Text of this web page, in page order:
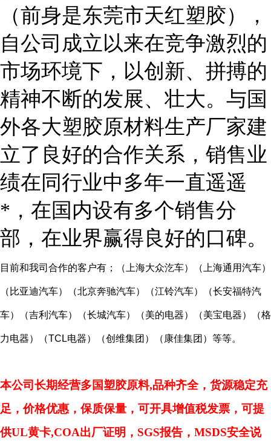
（前身是东莞市天红塑胶），
自公司成立以来在竞争激烈的
市场环境下，以创新、拼搏的
精神不断的发展、壮大。与国
外各大塑胶原材料生产厂家建
立了良好的合作关系，销售业
绩在同行业中多年一直遥遥
*，在国内设有多个销售分
部，在业界赢得良好的口碑。
目前和我司合作的客户有；（上海大众汔车）（上海通用汽车）
（比亚迪汽车）（北京奔驰汽车）（江铃汽车）（长安福特汽
车）（吉利汽车）（长城汽车）（美的电器）（美宝电器）（格
力电器）（TCL电器）（创维集团）（康佳集团）等等。
本公司长期经营多国塑胶原料,品种齐全，货源稳定充
足，价格优惠，保质保量，可开具增值税发票，可提
供UL黄卡,COA出厂证明，SGS报告，MSDS安全说